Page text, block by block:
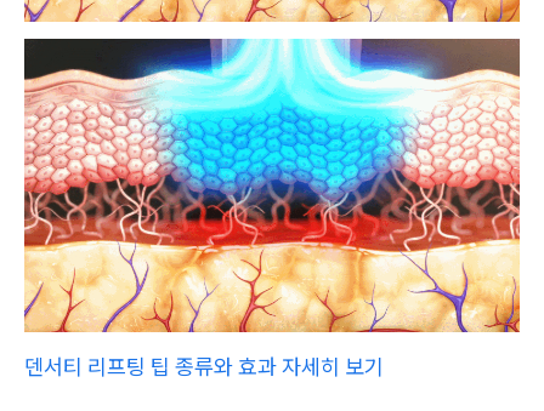
덴서티 리프팅 팁 종류와 효과 자세히 보기